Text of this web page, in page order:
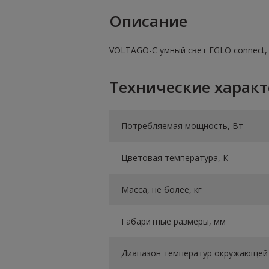
Описание
VOLTAGO-C умный свет EGLO
Технические
Потребляемая мощность, Вт
Цветовая температура, К
Масса, не более, кг
Габаритные размеры, мм
Диапазон температур окружающей